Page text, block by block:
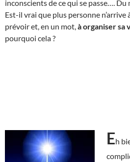
inconscients de ce qui se passe…. Du
Est-il vrai que plus personne n’arrive
prévoir et, en un mot, à organiser sa
pourquoi cela ?
Eh